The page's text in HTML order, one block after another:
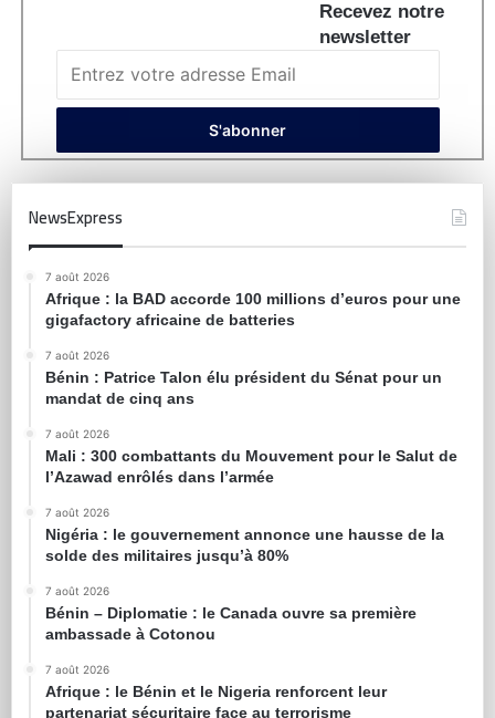
Recevez notre
newsletter
NewsExpress
7 août 2026
Afrique : la BAD accorde 100 millions d’euros pour une
gigafactory africaine de batteries
7 août 2026
Bénin : Patrice Talon élu président du Sénat pour un
mandat de cinq ans
7 août 2026
Mali : 300 combattants du Mouvement pour le Salut de
l’Azawad enrôlés dans l’armée
7 août 2026
Nigéria : le gouvernement annonce une hausse de la
solde des militaires jusqu’à 80%
7 août 2026
Bénin – Diplomatie : le Canada ouvre sa première
ambassade à Cotonou
7 août 2026
Afrique : le Bénin et le Nigeria renforcent leur
partenariat sécuritaire face au terrorisme